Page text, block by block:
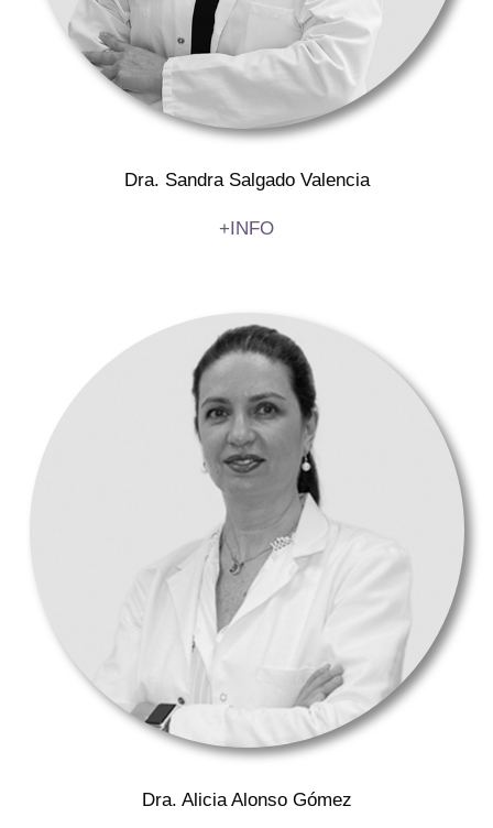
Dra. Sandra Salgado Valencia
+INFO
Dra. Alicia Alonso Gómez